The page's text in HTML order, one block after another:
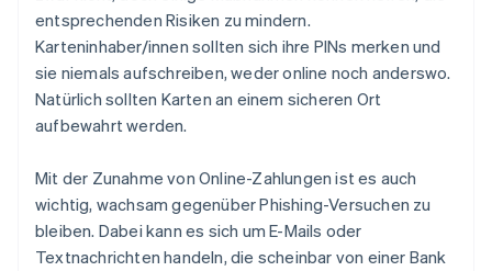
entsprechenden Risiken zu mindern.
Karteninhaber/innen sollten sich ihre PINs merken und
sie niemals aufschreiben, weder online noch anderswo.
Natürlich sollten Karten an einem sicheren Ort
aufbewahrt werden.
Mit der Zunahme von Online-Zahlungen ist es auch
wichtig, wachsam gegenüber Phishing-Versuchen zu
bleiben. Dabei kann es sich um E-Mails oder
Textnachrichten handeln, die scheinbar von einer Bank